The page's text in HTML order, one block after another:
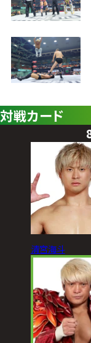
対戦カード
清宮海斗